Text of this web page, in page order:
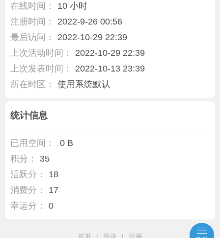
在线时间：
10 小时
注册时间：
2022-9-26 00:56
最后访问：
2022-10-29 22:39
上次活动时间：
2022-10-29 22:39
上次发表时间：
2022-10-13 23:39
所在时区：
使用系统默认
统计信息
已用空间：
0 B
积分：
35
活跃分：
18
消费分：
17
幸运分：
0